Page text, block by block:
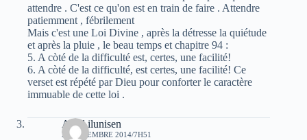
attendre . C'est ce qu'on est en train de faire . Attendre
patiemment , fébrilement
Mais c'est une Loi Divine , après la détresse la quiétude
et après la pluie , le beau temps et chapitre 94 :
5. A còté de la difficulté est, certes, une facilité!
6. A còté de la difficulté, est certes, une facilité! Ce
verset est répété par Dieu pour conforter le caractère
immuable de cette loi .
Aksil ilunisen
21 DÉCEMBRE 2014/7H51